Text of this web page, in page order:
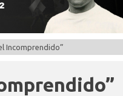
Incomprendido”